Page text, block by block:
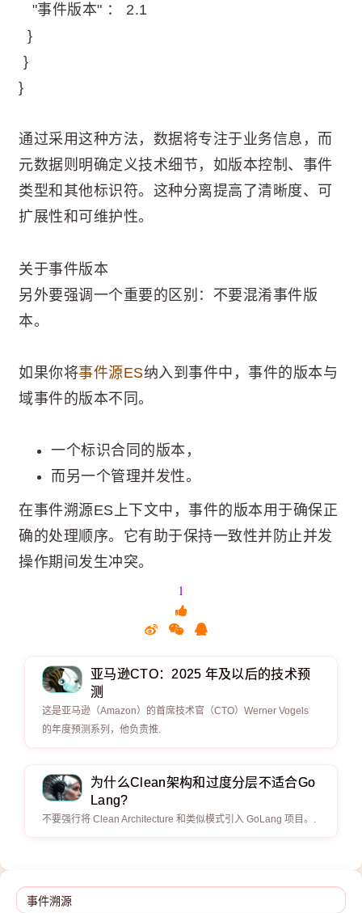
"事件版本" ： 2.1
}
}
}
通过采用这种方法，数据将专注于业务信息，而
元数据则明确定义技术细节，如版本控制、事件
类型和其他标识符。这种分离提高了清晰度、可
扩展性和可维护性。
关于事件版本
另外要强调一个重要的区别：不要混淆事件版
本。
如果你将事件源ES纳入到事件中，事件的版本与
域事件的版本不同。
一个标识合同的版本，
而另一个管理并发性。
在事件溯源ES上下文中，事件的版本用于确保正
确的处理顺序。它有助于保持一致性并防止并发
操作期间发生冲突。
1
亚马逊CTO：2025 年及以后的技术预
测
这是亚马逊（Amazon）的首席技术官（CTO）Werner Vogels
的年度预测系列，他负责推.
为什么Clean架构和过度分层不适合Go
Lang?
不要强行将 Clean Architecture 和类似模式引入 GoLang 项目。.